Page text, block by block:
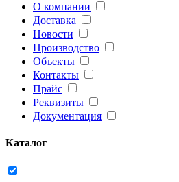
О компании
Доставка
Новости
Производство
Объекты
Контакты
Прайс
Реквизиты
Документация
Каталог